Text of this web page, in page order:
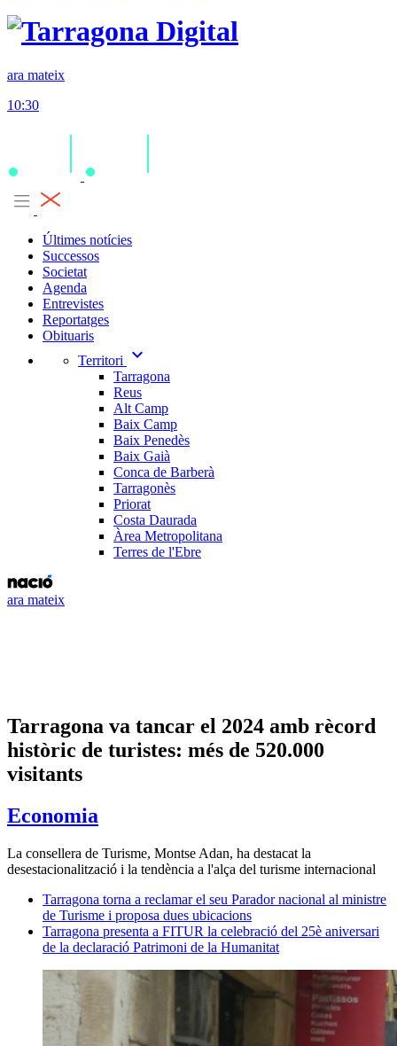
ara mateix
10:30
Últimes notícies
Successos
Societat
Agenda
Entrevistes
Reportatges
Obituaris
Territori
expand_more
Tarragona
Reus
Alt Camp
Baix Camp
Baix Penedès
Baix Gaià
Conca de Barberà
Tarragonès
Priorat
Costa Daurada
Àrea Metropolitana
Terres de l'Ebre
ara mateix
Tarragona va tancar el 2024 amb rècord
històric de turistes: més de 520.000
visitants
Economia
La consellera de Turisme, Montse Adan, ha destacat la
desestacionalització i la tendència a l'alça del turisme internacional
Tarragona torna a reclamar el seu Parador nacional al ministre
de Turisme i proposa dues ubicacions
Tarragona presenta a FITUR la celebració del 25è aniversari
de la declaració Patrimoni de la Humanitat